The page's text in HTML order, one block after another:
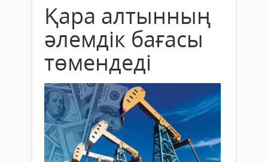
Қара алтынның
әлемдік бағасы
төмендеді